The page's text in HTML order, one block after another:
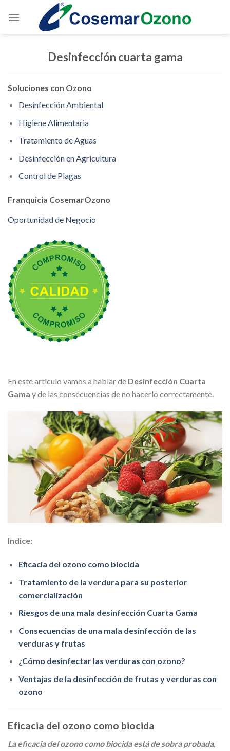
Desinfección cuarta gama
Soluciones con Ozono
Desinfección Ambiental
Higiene Alimentaria
Tratamiento de Aguas
Desinfección en Agricultura
Control de Plagas
Franquicia CosemarOzono
Oportunidad de Negocio
En este artículo vamos a hablar de Desinfección Cuarta
Gama y de las consecuencias de no hacerlo correctamente.
Indice:
Eficacia del ozono como biocida
Tratamiento de la verdura para su posterior
comercialización
Riesgos de una mala desinfección Cuarta Gama
Consecuencias de una mala desinfección de las
verduras y frutas
¿Cómo desinfectar las verduras con ozono?
Ventajas de la desinfección de frutas y verduras con
ozono
Eficacia del ozono como biocida
La eficacia del ozono como biocida está de sobra probada,